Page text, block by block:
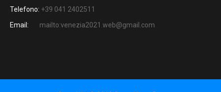
Telefono: +39 041 2402511
Email:
mailto:venezia2021.web@gmail.com